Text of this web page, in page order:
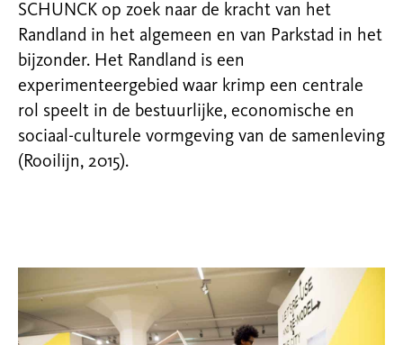
SCHUNCK op zoek naar de kracht van het
Randland in het algemeen en van Parkstad in het
bijzonder. Het Randland is een
experimenteergebied waar krimp een centrale
rol speelt in de bestuurlijke, economische en
sociaal-culturele vormgeving van de samenleving
(Rooilijn, 2015).